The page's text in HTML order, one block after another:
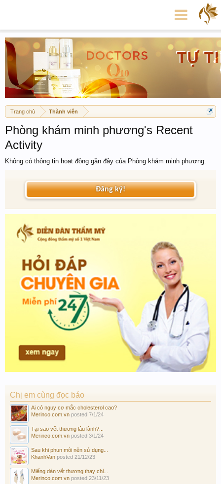
Trang chủ Thành viên
Phòng khám minh phương's Recent
Activity
Không có thông tin hoạt động gần đây của Phòng khám minh phương.
Đăng ký!
Chị em cùng đọc báo
Ai có nguy cơ mắc cholesterol cao?
Merinco.com.vn posted 7/1/24
Tại sao vết thương lâu lành?...
Merinco.com.vn posted 3/1/24
Sau khi phun môi nên sử dụng...
KhanhVan posted 21/12/23
Miếng dán vết thương thay chỉ...
Merinco.com.vn posted 23/11/23